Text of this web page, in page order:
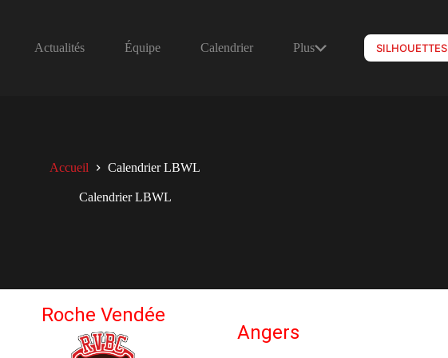
Actualités Équipe Calendrier Plus SILHOUETTES
Accueil Calendrier LBWL
Calendrier LBWL
Roche Vendée
Angers